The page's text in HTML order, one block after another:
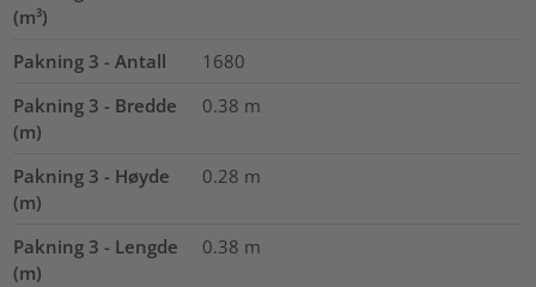
(m³)
Pakning 3 - Antall
1680
Pakning 3 - Bredde
(m)
0.38 m
Pakning 3 - Høyde
(m)
0.28 m
Pakning 3 - Lengde
(m)
0.38 m